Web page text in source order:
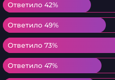
Ответило 42%
Ответило 42%
Ответило 49%
Ответило 49%
Ответило 73%
Ответило 73%
Ответило 47%
Ответило 47%